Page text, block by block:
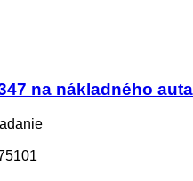
na nákladného